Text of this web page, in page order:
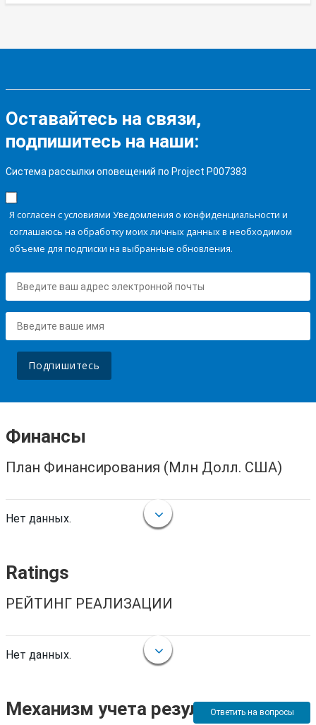
Оставайтесь на связи,
подпишитесь на наши:
Система рассылки оповещений по Project P007383
Я согласен с условиями Уведомления о конфиденциальности и
соглашаюсь на обработку моих личных данных в необходимом
объеме для подписки на выбранные обновления.
Подпишитесь
Финансы
План Финансирования (Млн Долл. США)
Нет данных.
Ratings
РЕЙТИНГ РЕАЛИЗАЦИИ
Нет данных.
Механизм учета результатов
Ответить на вопросы